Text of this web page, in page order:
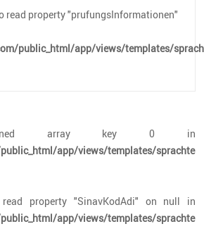
read property "prufungsInformationen"
public_html/app/views/templates/
array key 0 in
app/views/templates/
property "SinavKodAdi" on null in
app/views/templates/